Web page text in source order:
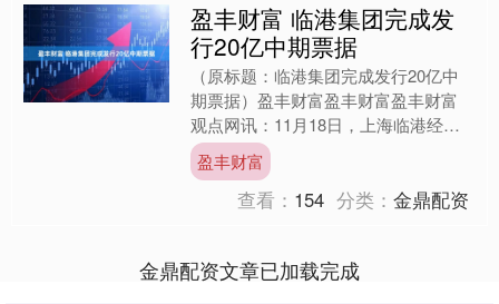
盈丰财富 临港集团完成发
行20亿中期票据
（原标题：临港集团完成发行20亿中
期票据）盈丰财富盈丰财富盈丰财富
观点网讯：11月18日，上海临港经济
发展（集团）有限公司发布2025年度
第二期中期票据发行情....
盈丰财富
查看： 154 分类：金鼎配资
金鼎配资文章已加载完成